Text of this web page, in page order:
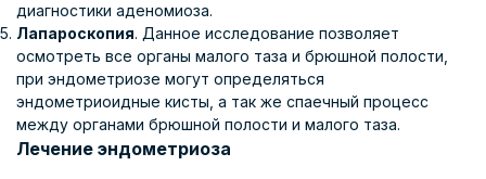
диагностики аденомиоза.
Лапароскопия. Данное исследование позволяет
осмотреть все органы малого таза и брюшной полости,
при эндометриозе могут определяться
эндометриоидные кисты, а так же спаечный процесс
между органами брюшной полости и малого таза.
Лечение эндометриоза